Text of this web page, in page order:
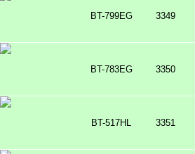
BT-799EG 3349
BT-783EG 3350
BT-517HL 3351